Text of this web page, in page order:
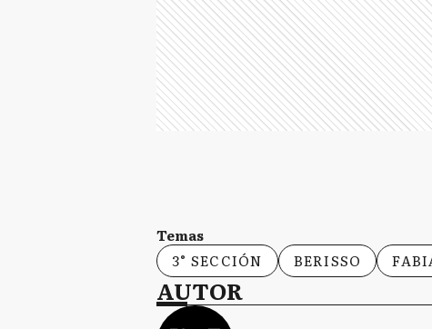
Temas
3° SECCIÓN
BERISSO
AUTOR